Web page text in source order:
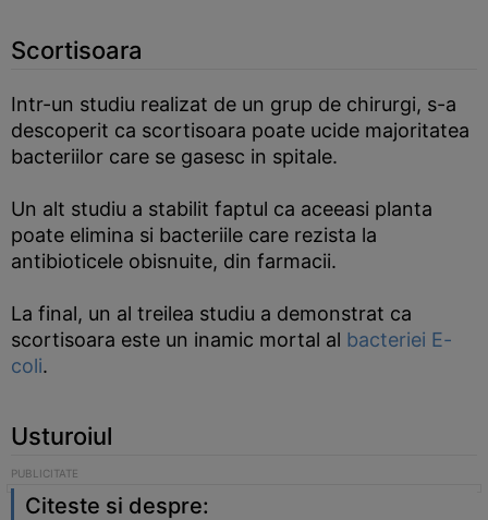
Scortisoara
Intr-un studiu realizat de un grup de chirurgi, s-a
descoperit ca scortisoara poate ucide majoritatea
bacteriilor care se gasesc in spitale.
Un alt studiu a stabilit faptul ca aceeasi planta
poate elimina si bacteriile care rezista la
antibioticele obisnuite, din farmacii.
La final, un al treilea studiu a demonstrat ca
scortisoara este un inamic mortal al bacteriei E-
coli.
Usturoiul
Citeste si despre: